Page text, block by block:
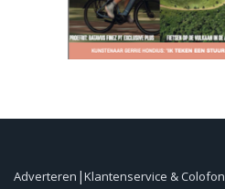
Adverteren Klantenservice & Colofon